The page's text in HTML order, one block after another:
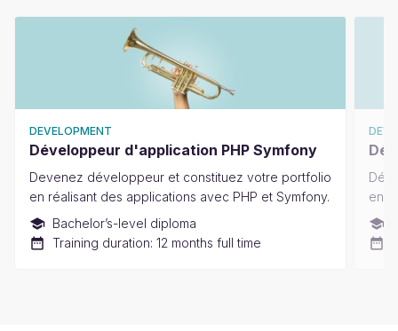
DEVELOPMENT
Développeur d'application PHP Symfony
Devenez développeur et constituez votre portfolio
en réalisant des applications avec PHP et Symfony.
Bachelor’s-level diploma
Training duration: 12 months full time
en